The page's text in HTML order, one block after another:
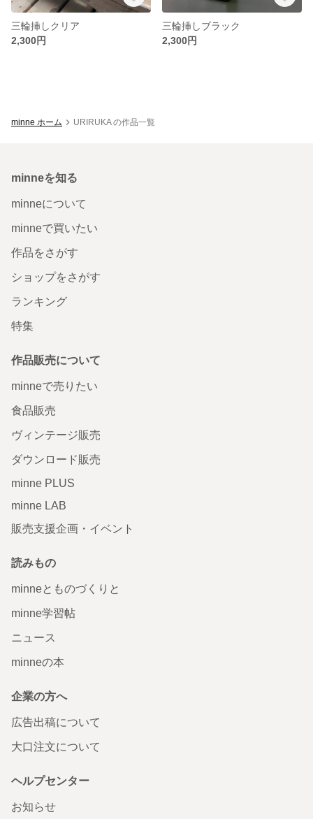
三輪挿しクリア
2,300円
三輪挿しブラック
2,300円
minne ホーム URIRUKA の作品一覧
minneを知る
minneについて
minneで買いたい
作品をさがす
ショップをさがす
ランキング
特集
作品販売について
minneで売りたい
食品販売
ヴィンテージ販売
ダウンロード販売
minne PLUS
minne LAB
販売支援企画・イベント
読みもの
minneとものづくりと
minne学習帖
ニュース
minneの本
企業の方へ
広告出稿について
大口注文について
ヘルプセンター
お知らせ